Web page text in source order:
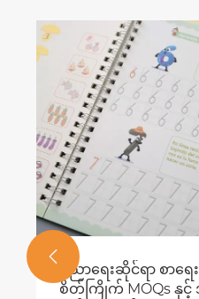
ပညာရေးဆိုင်ရာ စာ
စိတ်ကြိုက် MOQs နှင့်
